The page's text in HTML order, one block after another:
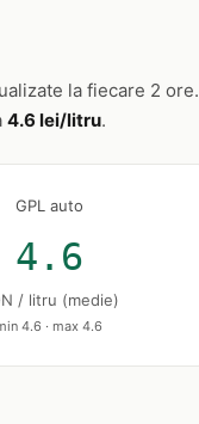
la fiecare 2 ore.
4.6 lei/litru.
GPL auto
4.6
/ litru (medie)
4.6 · max 4.6